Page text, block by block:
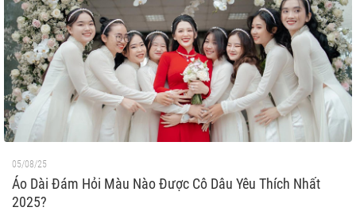
05/08/25
Áo Dài Đám Hỏi Màu Nào Được Cô Dâu Yêu Thích Nhất
2025?